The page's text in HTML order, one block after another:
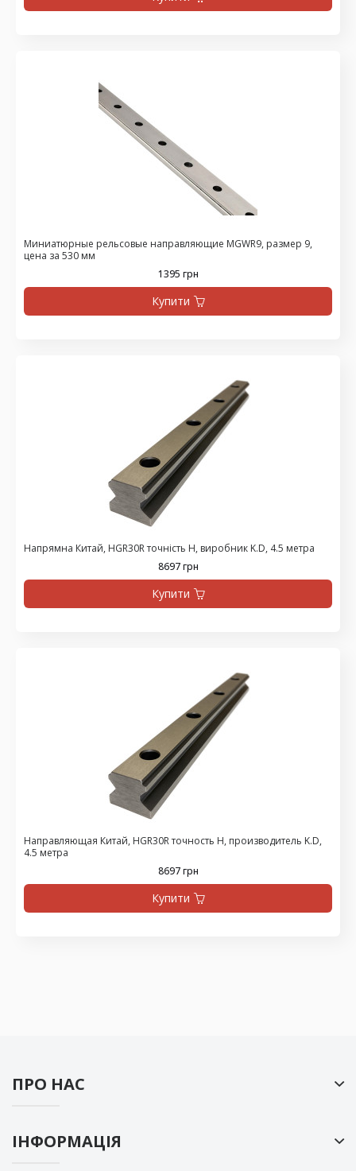
Миниатюрные рельсовые направляющие MGWR9, размер 9,
цена за 530 мм
1395 грн
Купити
Напрямна Китай, HGR30R точність H, виробник K.D, 4.5 метра
8697 грн
Купити
Направляющая Китай, HGR30R точность H, производитель K.D,
4.5 метра
8697 грн
Купити
ПРО НАС
ІНФОРМАЦІЯ